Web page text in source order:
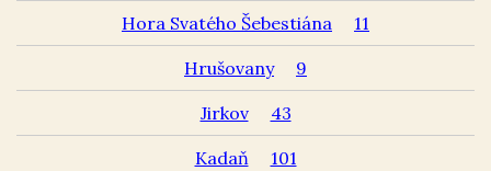
Hora Svatého Šebestiána 11
Hrušovany 9
Jirkov 43
Kadaň 101